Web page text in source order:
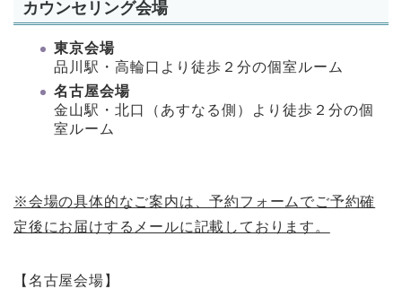
カウンセリング会場
東京会場
品川駅・高輪口より徒歩２分の個室ルーム
名古屋会場
金山駅・北口（あすなる側）より徒歩２分の個
室ルーム
※会場の具体的なご案内は、予約フォームでご予約確
定後にお届けするメールに記載しております。
【名古屋会場】